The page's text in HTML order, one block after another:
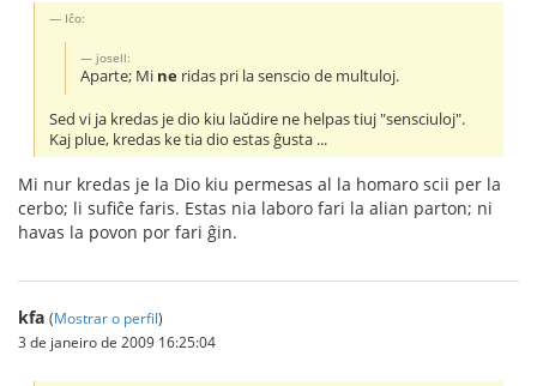
Iĉo:
josell:
Aparte; Mi ne ridas pri la senscio de multuloj.
Sed vi ja kredas je dio kiu laŭdire ne helpas tiuj "sensciuloj".
Kaj plue, kredas ke tia dio estas ĝusta ...
Mi nur kredas je la Dio kiu permesas al la homaro scii per la
cerbo; li sufiĉe faris. Estas nia laboro fari la alian parton; ni
havas la povon por fari ĝin.
kfa (Mostrar o perfil)
3 de janeiro de 2009 16:25:04